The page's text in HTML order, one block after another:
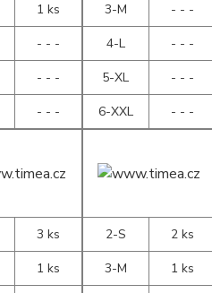
1 ks
- - -
- - -
- - -
3-M
- - -
4-L
- - -
5-XL
- - -
6-XXL
- - -
3 ks
1 ks
2-S
2 ks
3-M
1 ks